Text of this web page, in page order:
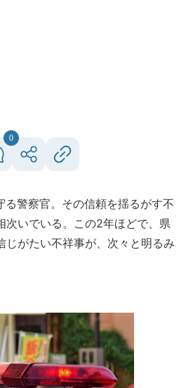
0
警察官。その信頼を揺るがす不
次いでいる。この2年ほどで、県
じがたい不祥事が、次々と明るみ